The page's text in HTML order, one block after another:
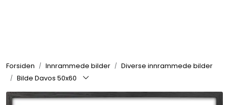
Forsiden Innrammede bilder
Diverse innrammede bilder
Bilde Davos 50x60
Passepartout
Tilbehør til innramming